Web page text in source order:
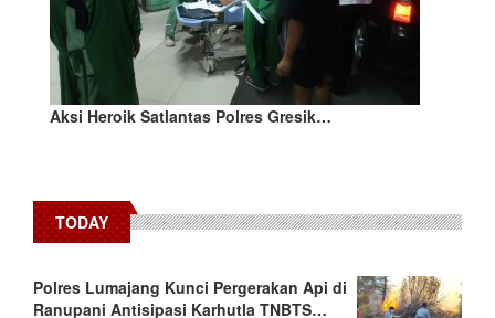
Aksi Heroik Satlantas Polres Gresik…
TODAY
Polres Lumajang Kunci Pergerakan Api di
Ranupani Antisipasi Karhutla TNBTS…